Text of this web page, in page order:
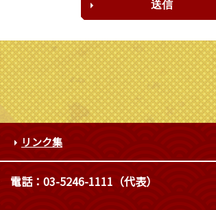
リンク集
電話：03-5246-1111（代表）